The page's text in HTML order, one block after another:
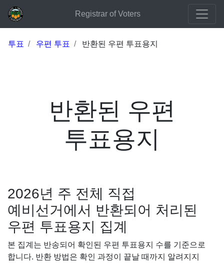
Registrar of Voters
투표 우편 투표 반환된 우편 투표용지
반환된 우편
투표용지
2026년 주 전체 직접
예비선거에서 반환되어 처리된
우편 투표용지 집계
본 집계는 반송되어 확인된 우편 투표용지 수를 기준으로
합니다. 반환 방법은 확인 과정이 끝날 때까지 알려지지